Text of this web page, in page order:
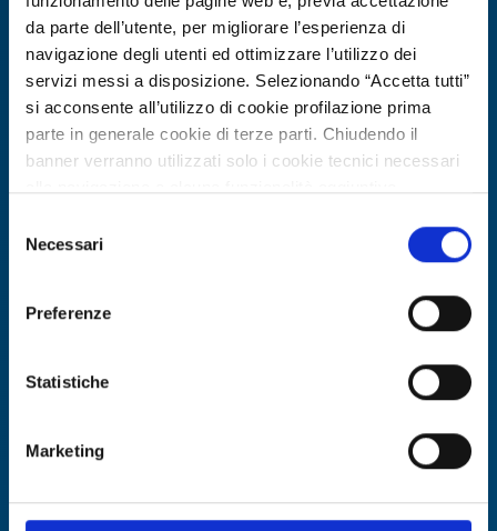
da parte dell’utente, per migliorare l’esperienza di
navigazione degli utenti ed ottimizzare l’utilizzo dei
servizi messi a disposizione. Selezionando “Accetta tutti”
si acconsente all’utilizzo di cookie profilazione prima
parte in generale cookie di terze parti. Chiudendo il
banner verranno utilizzati solo i cookie tecnici necessari
Per conoscere i dettagli, consulta la nostra cookie policy.
https://www.openinnovation.regione.lombardia.it/it/co
https://www.openinnovation.regione.lombardia.it/it/pr
delNecessari
Preferenze
Statistiche
Marketing
Technology request
Promotore tedesco cerca integratore
per sistema energetico rinnovabile
ID: TRDE20260413017
DISCOVER MORE →